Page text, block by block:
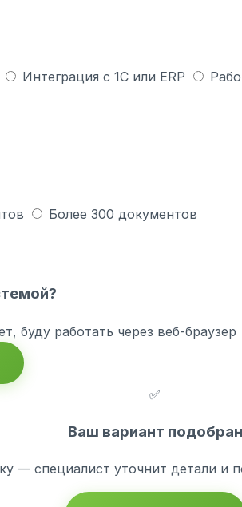
Интеграция с 1С или ERP
Более 300 документов
буду работать через веб-браузер
✅
Ваш вариант подобран
— специалист уточнит детали и